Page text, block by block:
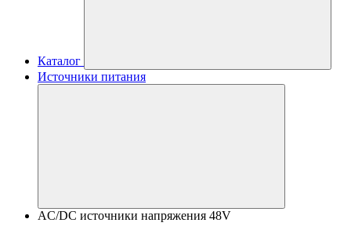
Каталог
Источники питания
AC/DC источники напряжения 48V